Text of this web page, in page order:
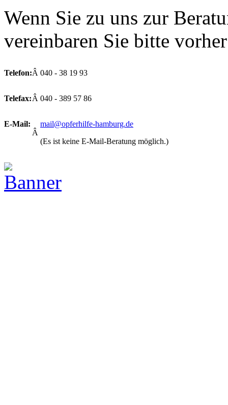
Wenn Sie zu uns zur
vereinbaren Sie bitte
Telefon:Â 040 - 38 19 93
Telefax:Â 040 - 389 57 86
E-Mail:
Â
mail@opferhilfe-hamburg.de
(Es ist keine E-Mail-Beratung möglich.)